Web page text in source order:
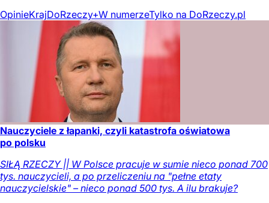
OpinieKrajDoRzeczy+W numerzeTylko na DoRzeczy.pl
Nauczyciele z łapanki, czyli katastrofa oświatowa
po polsku
SIŁĄ RZECZY || W Polsce pracuje w sumie nieco ponad 700
tys. nauczycieli, a po przeliczeniu na "pełne etaty
nauczycielskie" – nieco ponad 500 tys. A ilu brakuje?